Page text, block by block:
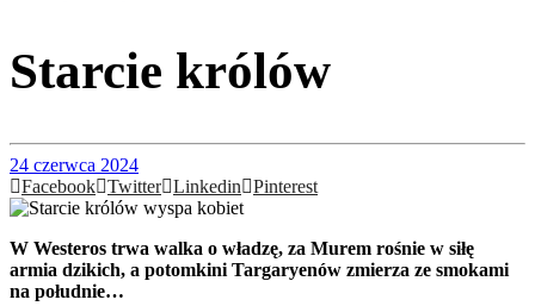
Starcie królów
24 czerwca 2024
Facebook Twitter Linkedin Pinterest
W Westeros trwa walka o władzę, za Murem rośnie w siłę
armia dzikich, a potomkini Targaryenów zmierza ze smokami
na południe…